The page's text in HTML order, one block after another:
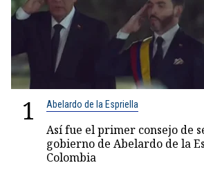
1 Abelardo de la Espriella
Así fue el primer consejo de
gobierno de Abelardo de la
Colombia